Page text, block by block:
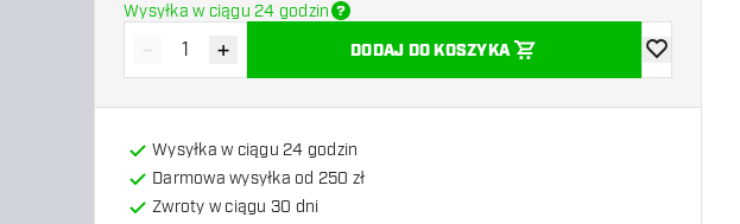
Wysyłka w ciągu 24 godzin
Zmniejsz ilość
- Zwiększ ilość
+ DODAJ DO KOSZYKA
dodaj do
Wysyłka w ciągu 24 godzin
Darmowa wysyłka od 250 zł
Zwroty w ciągu 30 dni